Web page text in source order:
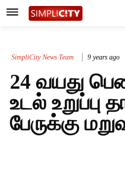
SimpliCity News Team 9 years ago
24 வயது
உடல் உறுப்பு
பேருக்கு